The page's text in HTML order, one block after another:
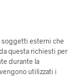
esterni che
questa richiesti per
durante la
utilizzati i